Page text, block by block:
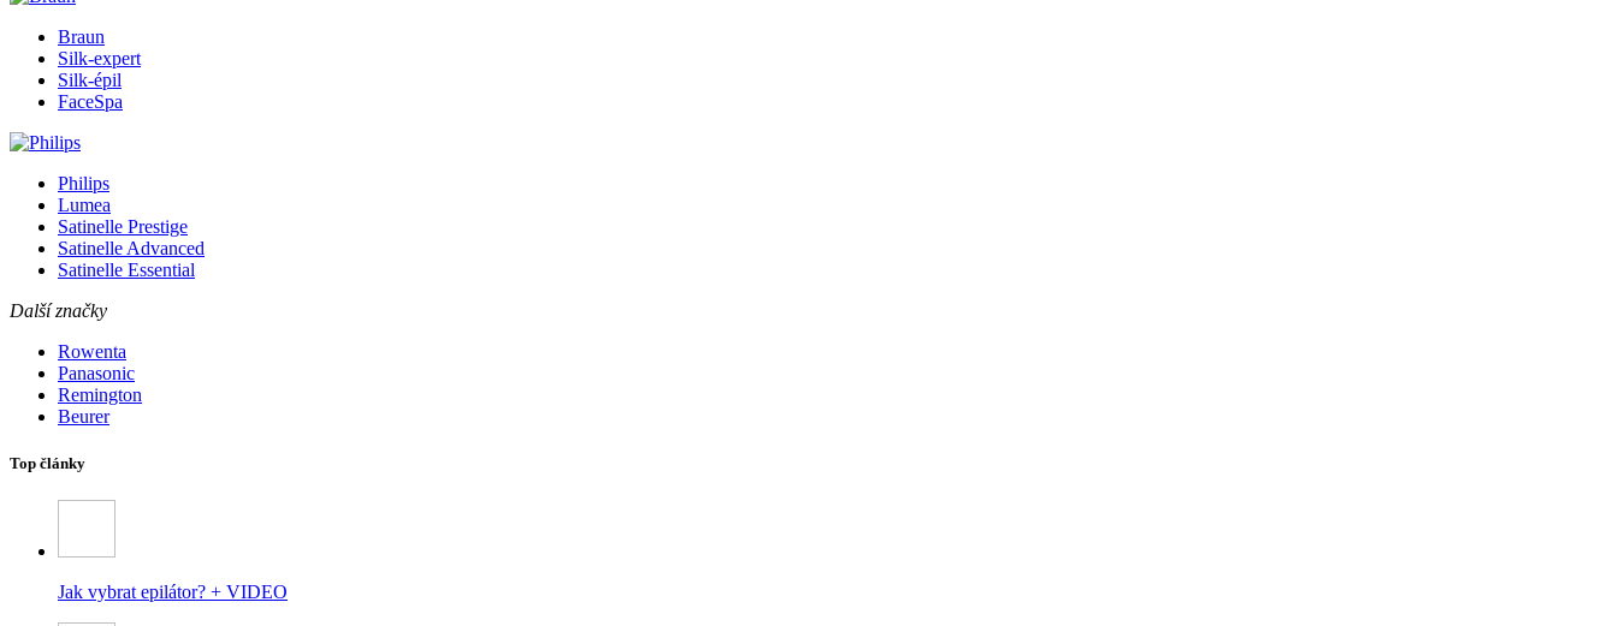
Braun
Silk-expert
Silk-épil
FaceSpa
Philips
Lumea
Satinelle Prestige
Satinelle Advanced
Satinelle Essential
Další značky
Rowenta
Panasonic
Remington
Beurer
Top články
Jak vybrat epilátor? + VIDEO